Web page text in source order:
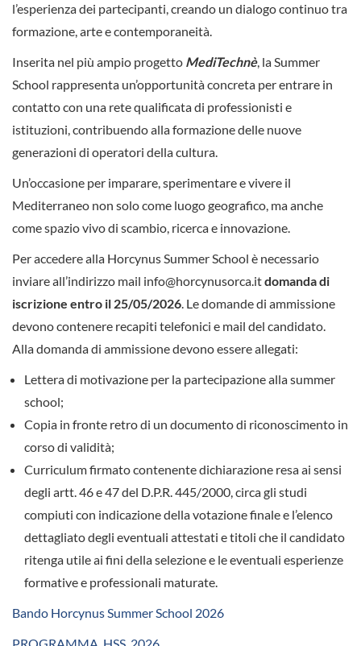
l’esperienza dei partecipanti, creando un dialogo continuo tra
formazione, arte e contemporaneità.
Inserita nel più ampio progetto MediTechnè, la Summer
School rappresenta un’opportunità concreta per entrare in
contatto con una rete qualificata di professionisti e
istituzioni, contribuendo alla formazione delle nuove
generazioni di operatori della cultura.
Un’occasione per imparare, sperimentare e vivere il
Mediterraneo non solo come luogo geografico, ma anche
come spazio vivo di scambio, ricerca e innovazione.
Per accedere alla Horcynus Summer School è necessario
inviare all’indirizzo mail info@horcynusorca.itdomanda di
iscrizione entro il 25/05/2026. Le domande di ammissione
devono contenere recapiti telefonici e mail del candidato.
Alla domanda di ammissione devono essere allegati:
Lettera di motivazione per la partecipazione alla summer
school;
Copia in fronte retro di un documento di riconoscimento in
corso di validità;
Curriculum firmato contenente dichiarazione resa ai sensi
degli artt. 46 e 47 del D.P.R. 445/2000, circa gli studi
compiuti con indicazione della votazione finale e l’elenco
dettagliato degli eventuali attestati e titoli che il candidato
ritenga utile ai fini della selezione e le eventuali esperienze
formative e professionali maturate.
Bando Horcynus Summer School 2026